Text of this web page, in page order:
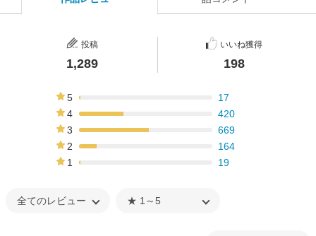
投稿
1,289
いいね獲得
198
5
17
4
420
3
669
2
164
1
19